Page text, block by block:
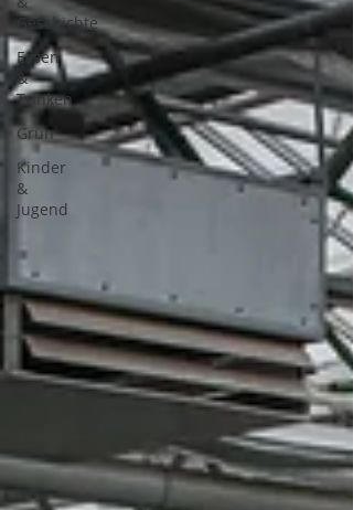
Geschichte
Essen
&
Trinken
Grün
Kinder
&
Jugend